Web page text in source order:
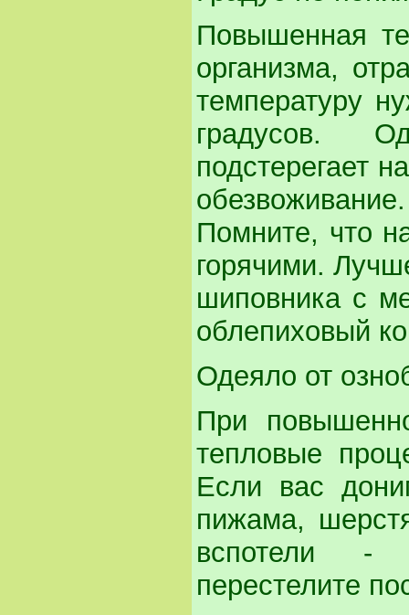
Повышенная
организма,
температуру
градусов.
подстерегает
Помните, что
горячими.
шиповника с
облепиховый
Одеяло от
При
тепловые
Если вас
пижама,
вспотели -
перестелите